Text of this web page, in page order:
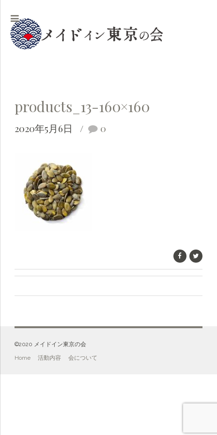
products_13-160×160
2020年5月6日 0
©️2020 メイドイン東京の会
Home 活動内容 会について